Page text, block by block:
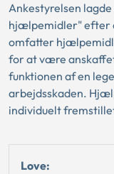
Ankestyrelsen
hjælpemidler" efter
omfatter
for at være
funktionen af en
arbejdsskaden.
individuelt
Love: